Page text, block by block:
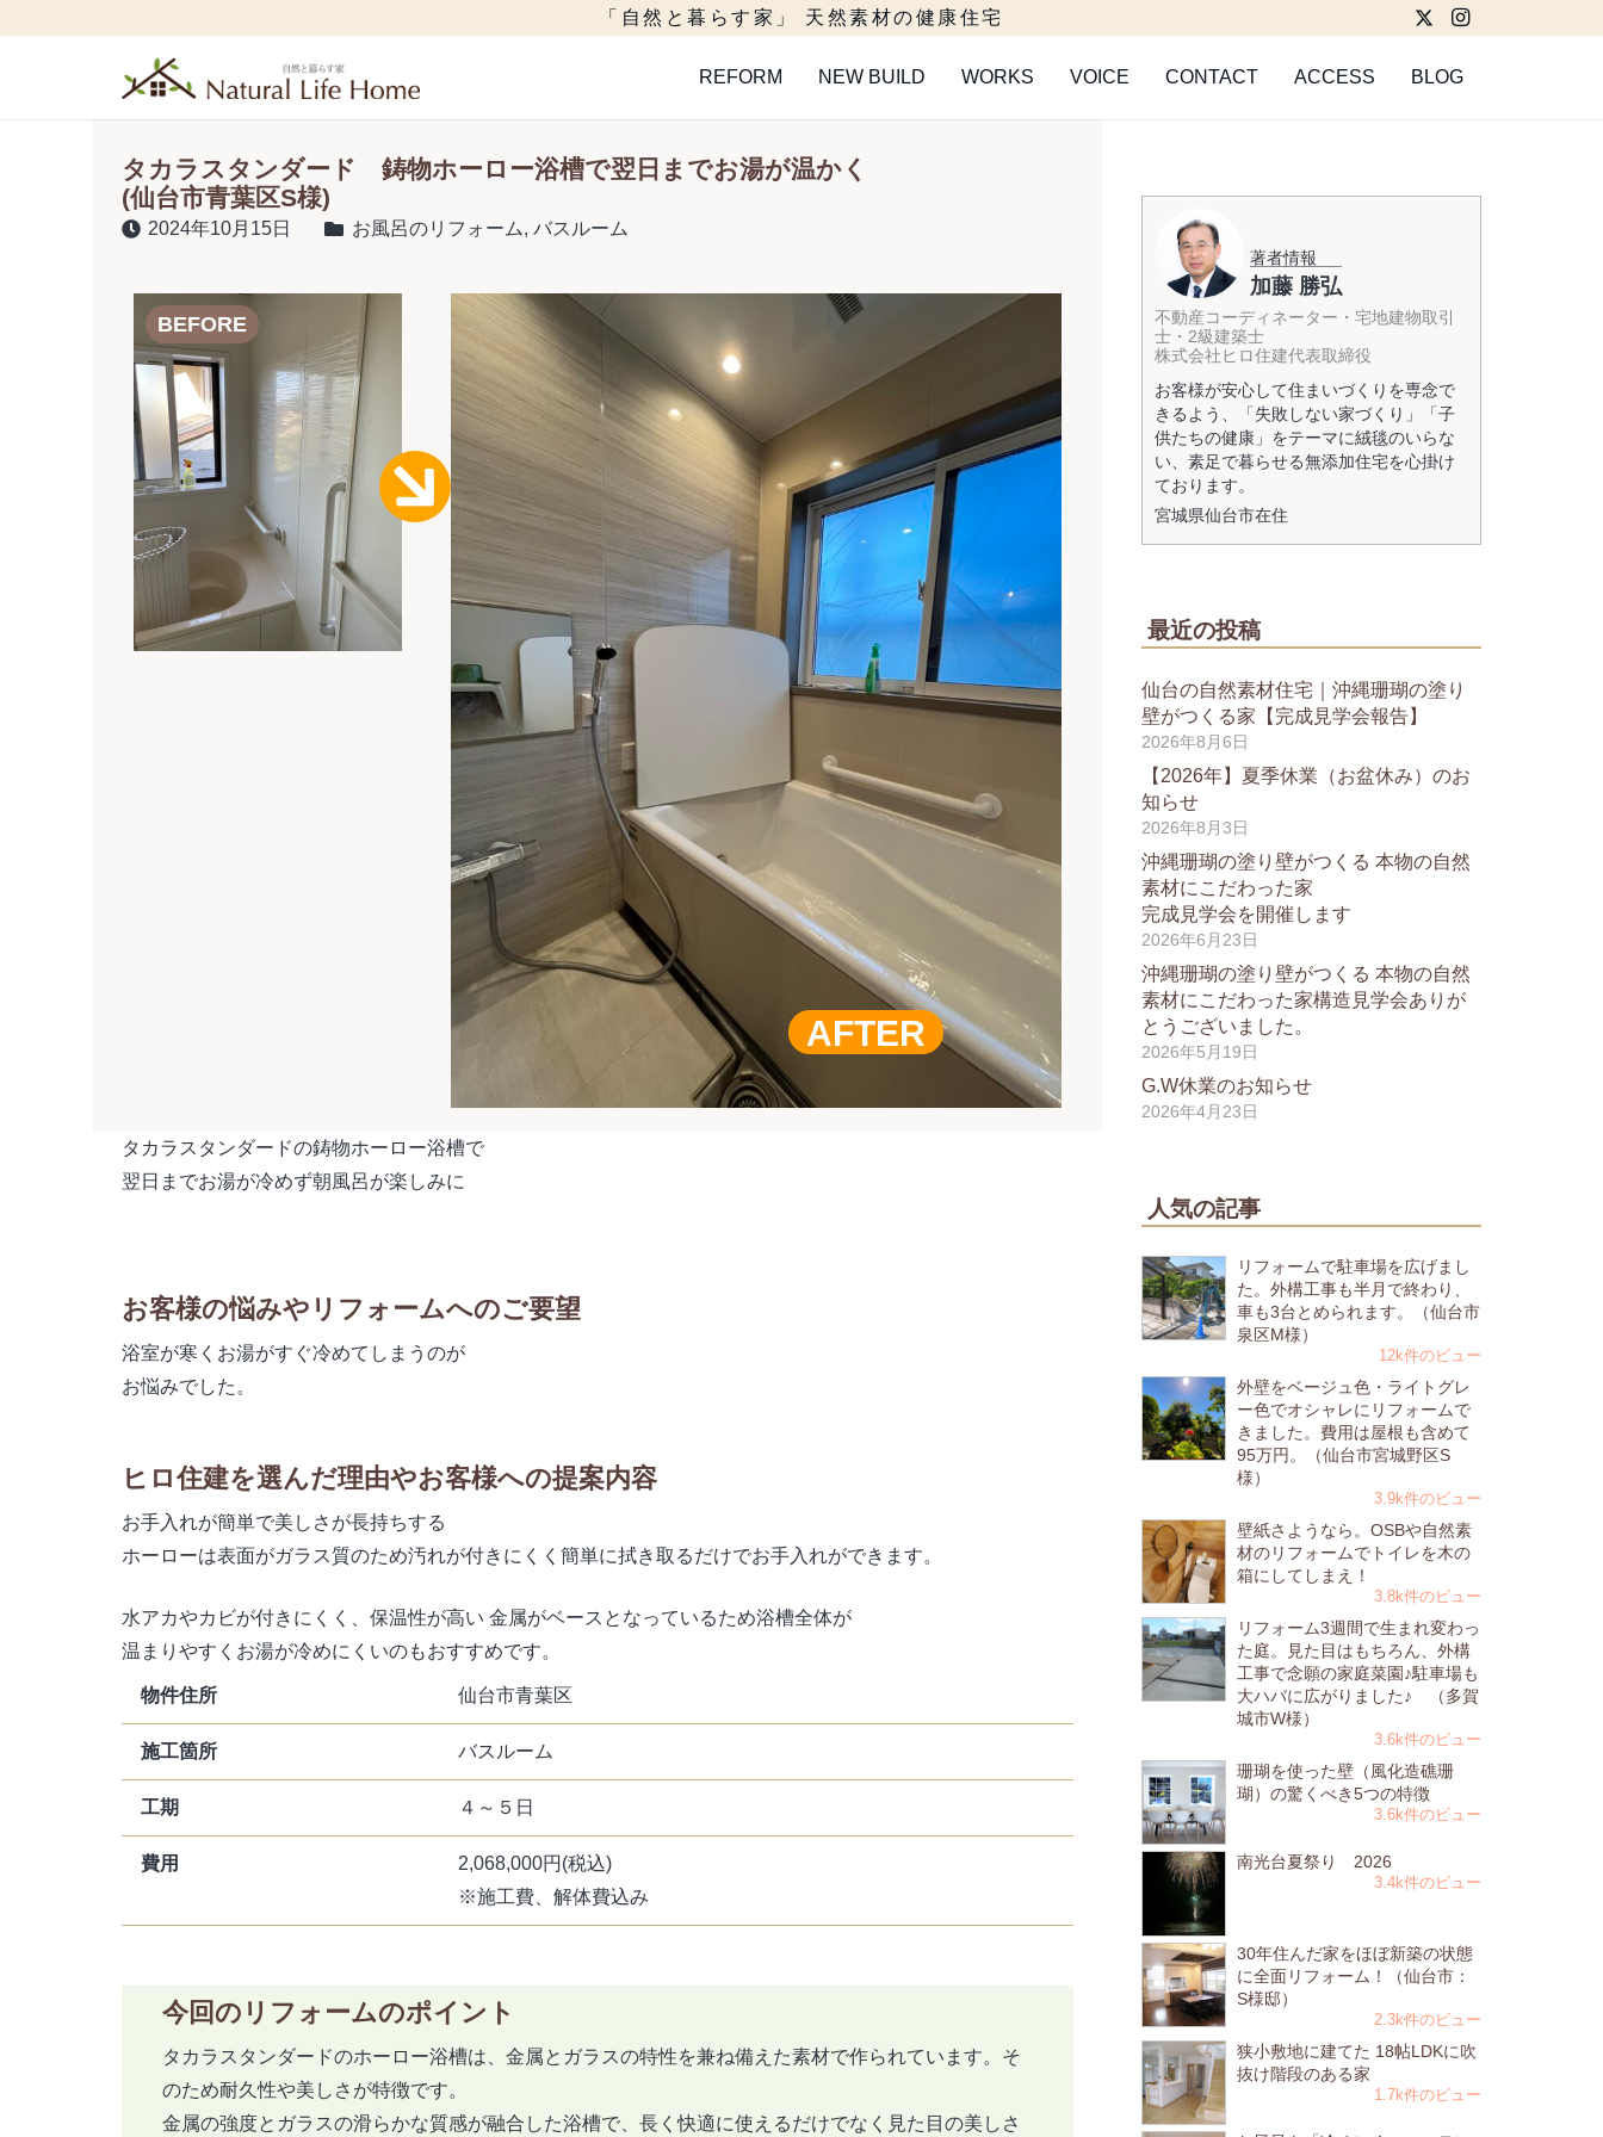
「自然と暮らす家」 天然素材の健康住宅
REFORM NEW BUILD WORKS VOICE CONTACT ACCESS BLOG
タカラスタンダード 鋳物ホーロー浴槽で翌日までお湯が温かく
(仙台市青葉区S様)
2024年10月15日 お風呂のリフォーム, バスルーム
BEFORE
AFTER
タカラスタンダードの鋳物ホーロー浴槽で
翌日までお湯が冷めず朝風呂が楽しみに
お客様の悩みやリフォームへのご要望
浴室が寒くお湯がすぐ冷めてしまうのが
お悩みでした。
ヒロ住建を選んだ理由やお客様への提案内容
お手入れが簡単で美しさが長持ちする
ホーローは表面がガラス質のため汚れが付きにくく簡単に拭き取るだけでお手入れができます。
水アカやカビが付きにくく、保温性が高い 金属がベースとなっているため浴槽全体が
温まりやすくお湯が冷めにくいのもおすすめです。
物件住所 仙台市青葉区
施工箇所 バスルーム
工期 ４～５日
費用
2,068,000円(税込)
※施工費、解体費込み
今回のリフォームのポイント
タカラスタンダードのホーロー浴槽は、金属とガラスの特性を兼ね備えた素材で作られています。そ
のため耐久性や美しさが特徴です。
金属の強度とガラスの滑らかな質感が融合した浴槽で、長く快適に使えるだけでなく見た目の美しさ
著者情報
加藤 勝弘
不動産コーディネーター・宅地建物取引
士・2級建築士
株式会社ヒロ住建代表取締役
お客様が安心して住まいづくりを専念で
きるよう、「失敗しない家づくり」「子
供たちの健康」をテーマに絨毯のいらな
い、素足で暮らせる無添加住宅を心掛け
ております。
宮城県仙台市在住
最近の投稿
仙台の自然素材住宅｜沖縄珊瑚の塗り
壁がつくる家【完成見学会報告】
2026年8月6日
【2026年】夏季休業（お盆休み）のお
知らせ
2026年8月3日
沖縄珊瑚の塗り壁がつくる 本物の自然
素材にこだわった家
完成見学会を開催します
2026年6月23日
沖縄珊瑚の塗り壁がつくる 本物の自然
素材にこだわった家構造見学会ありが
とうございました。
2026年5月19日
G.W休業のお知らせ
2026年4月23日
人気の記事
リフォームで駐車場を広げまし
た。外構工事も半月で終わり、
車も3台とめられます。（仙台市
泉区M様）
12k件のビュー
外壁をベージュ色・ライトグレ
ー色でオシャレにリフォームで
きました。費用は屋根も含めて
95万円。（仙台市宮城野区S
様）
3.9k件のビュー
壁紙さようなら。OSBや自然素
材のリフォームでトイレを木の
箱にしてしまえ！
3.8k件のビュー
リフォーム3週間で生まれ変わっ
た庭。見た目はもちろん、外構
工事で念願の家庭菜園♪駐車場も
大ハバに広がりました♪ （多賀
城市W様）
3.6k件のビュー
珊瑚を使った壁（風化造礁珊
瑚）の驚くべき5つの特徴
3.6k件のビュー
南光台夏祭り 2026
3.4k件のビュー
30年住んだ家をほぼ新築の状態
に全面リフォーム！（仙台市：
S様邸）
2.3k件のビュー
狭小敷地に建てた 18帖LDKに吹
抜け階段のある家
1.7k件のビュー